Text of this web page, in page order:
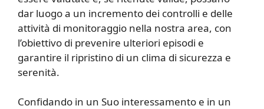
dar luogo a un incremento dei controlli e delle
attività di monitoraggio nella nostra area, con
l’obiettivo di prevenire ulteriori episodi e
garantire il ripristino di un clima di sicurezza e
serenità.
Confidando in un Suo interessamento e in un